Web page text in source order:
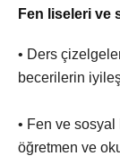
Fen liseleri ve
• Ders
becerilerin
• Fen ve
öğretmen ve